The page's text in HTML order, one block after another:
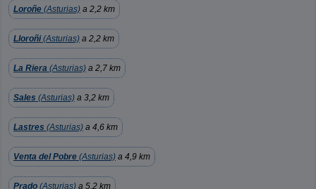
Loroñe (Asturias) a 2,2 km
Lloroñi(Asturias) a 2,2 km
La Riera (Asturias) a 2,7 km
Sales (Asturias) a 3,2 km
Lastres (Asturias) a 4,6 km
Venta del Pobre (Asturias) a 4,9 km
Prado (Asturias) a 5,2 km